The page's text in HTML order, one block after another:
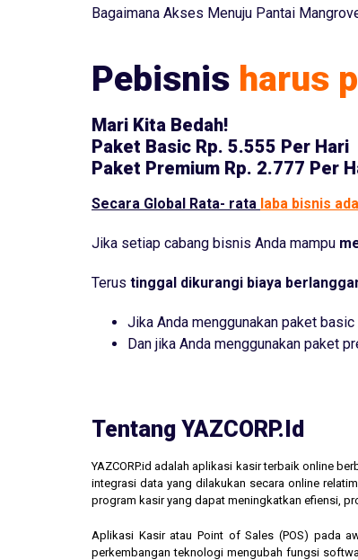
Bagaimana Akses Menuju Pantai
Pebisnis harus
Mari Kita Bedah!
Paket Basic Rp. 5.555 Per Hari
Paket Premium Rp. 2.777 Per
Secara Global Rata- rata laba bisnis
Jika setiap cabang bisnis Anda mampu
Terus tinggal dikurangi biaya
Jika Anda menggunakan paket basic
Dan jika Anda menggunakan paket
Tentang YAZCORP.id
YAZCORP.id adalah aplikasi kasir terbaik online
integrasi data yang dilakukan secara online
program kasir yang dapat meningkatkan efiensi,
Aplikasi Kasir atau Point of Sales (POS) pada
perkembangan teknologi mengubah fungsi